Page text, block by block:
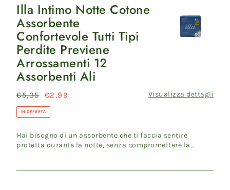
Illa
Intimo
Notte
Cotone
Assorbente
Confortevole
Tipi
Perdite
Arrossamenti
12
Illa Intimo Notte Cotone
Assorbente
Confortevole Tutti Tipi
Perdite Previene
Arrossamenti 12
Assorbenti Ali
Prezzo
di
€5,35 Prezzo
scontato
€2,99
IN OFFERTA
Visualizza dettagli
Hai bisogno di un assorbente che ti faccia sentire
protetta durante la notte, senza compromettere la